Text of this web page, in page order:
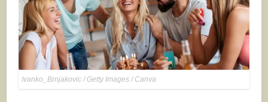
Ivanko_Brnjakovic / Getty Images / Canva